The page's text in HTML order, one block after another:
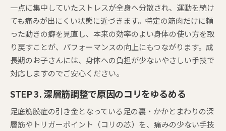
一点に集中していたストレスが全身へ分散され、運動を続け
ても痛みが出にくい状態に近づきます。特定の筋肉だけに頼
った動きの癖を見直し、本来の効率のよい身体の使い方を取
り戻すことが、パフォーマンスの向上にもつながります。成
長期のお子さんには、身体への負担が少ないやさしい手技で
対応しますのでご安心ください。
STEP 3. 深層筋調整で原因のコリをゆるめる
足底筋膜症の引き金となっている足の裏・かかとまわりの深
層筋やトリガーポイント（コリの芯）を、痛みの少ない手技